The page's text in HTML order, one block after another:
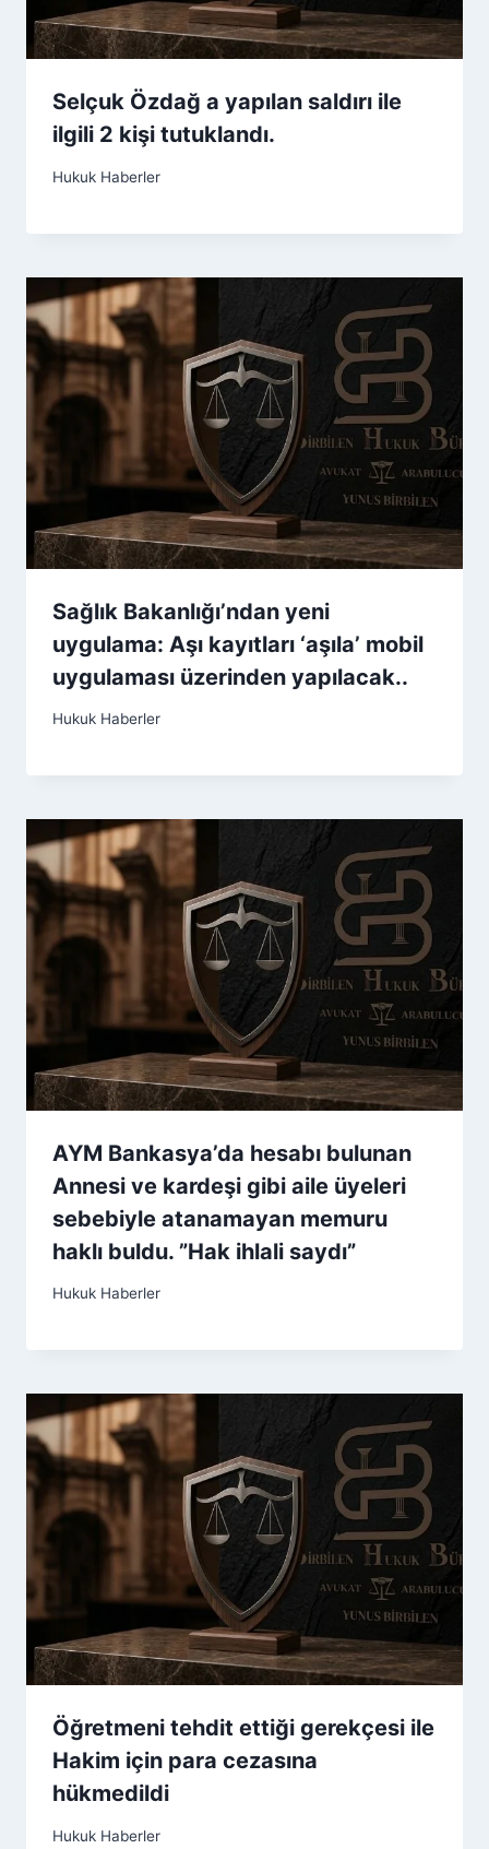
Selçuk Özdağ a yapılan saldırı ile
ilgili 2 kişi tutuklandı.
Hukuk Haberler
Sağlık Bakanlığı’ndan yeni
uygulama: Aşı kayıtları ‘aşıla’ mobil
uygulaması üzerinden yapılacak..
Hukuk Haberler
AYM Bankasya’da hesabı bulunan
Annesi ve kardeşi gibi aile üyeleri
sebebiyle atanamayan memuru
haklı buldu. ”Hak ihlali saydı”
Hukuk Haberler
Öğretmeni tehdit ettiği gerekçesi ile
Hakim için para cezasına
hükmedildi
Hukuk Haberler